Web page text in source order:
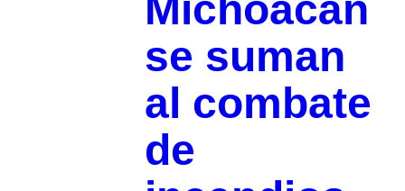
Michoacán
se suman
al combate
de